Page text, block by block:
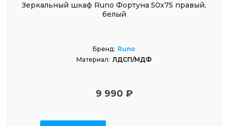
Зеркальный шкаф Runo Фортуна 50х75 правый,
белый
Бренд: Runo
Материал: ЛДСП/МДФ
9 990 ₽